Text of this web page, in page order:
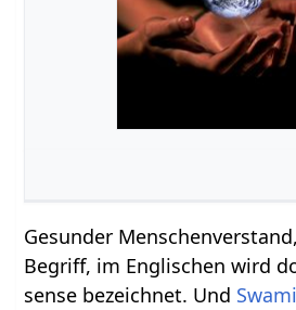
Gesunder
Begriff, im Englischen wird
sense bezeichnet. Und Swami